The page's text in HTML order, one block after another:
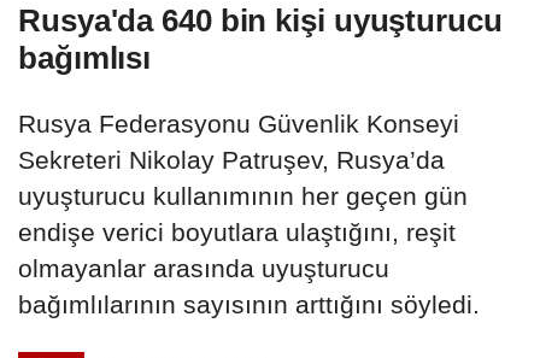
Rusya'da 640 bin kişi uyuşturucu
bağımlısı
Rusya Federasyonu Güvenlik Konseyi
Sekreteri Nikolay Patruşev, Rusya’da
uyuşturucu kullanımının her geçen gün
endişe verici boyutlara ulaştığını, reşit
olmayanlar arasında uyuşturucu
bağımlılarının sayısının arttığını söyledi.